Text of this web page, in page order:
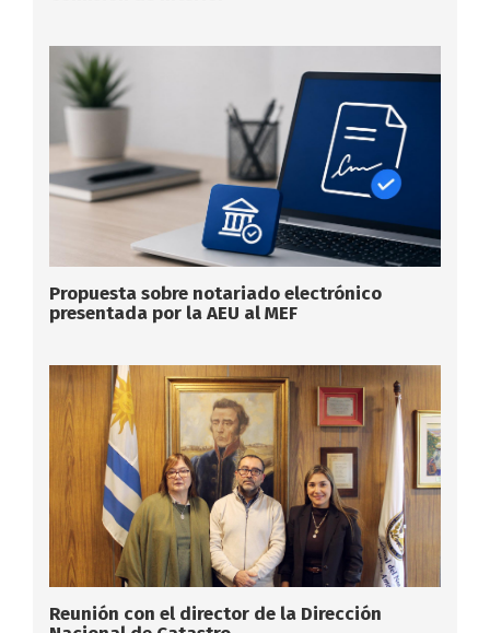
Propuesta sobre notariado electrónico
presentada por la AEU al MEF
Reunión con el director de la Dirección